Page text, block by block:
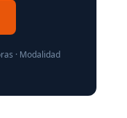
· Modalidad